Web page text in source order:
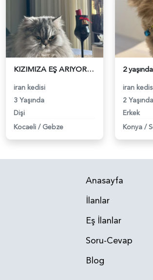
KIZIMIZA EŞ ARIYORUZ - 118982787
iran kedisi
3 Yaşında
Dişi
Kocaeli / Gebze
iran
2 Yaşında
Erkek
Konya /
Anasayfa
İlanlar
Eş İlanlar
Soru-Cevap
Blog